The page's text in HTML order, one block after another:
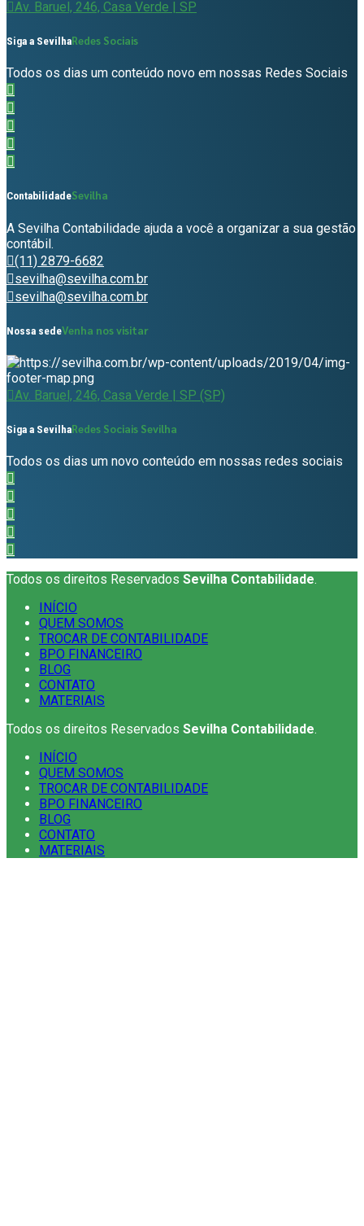
Av. Baruel, 246, Casa Verde | SP
Siga a SevilhaRedes Sociais
Todos os dias um conteúdo novo em nossas Redes Sociais
ContabilidadeSevilha
A Sevilha Contabilidade ajuda a você a organizar a sua gestão
contábil.
(11) 2879-6682
sevilha@sevilha.com.br
sevilha@sevilha.com.br
Nossa sedeVenha nos visitar
Av. Baruel, 246, Casa Verde | SP (SP)
Siga a SevilhaRedes Sociais Sevilha
Todos os dias um novo conteúdo em nossas redes sociais
Todos os direitos Reservados Sevilha Contabilidade.
INÍCIO
QUEM SOMOS
TROCAR DE CONTABILIDADE
BPO FINANCEIRO
BLOG
CONTATO
MATERIAIS
Todos os direitos Reservados Sevilha Contabilidade.
INÍCIO
QUEM SOMOS
TROCAR DE CONTABILIDADE
BPO FINANCEIRO
BLOG
CONTATO
MATERIAIS